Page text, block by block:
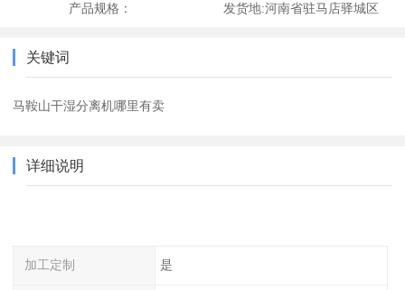
产品规格： 发货地:河南省驻马店驿城区
关键词
马鞍山干湿分离机哪里有卖
详细说明
加工定制 是